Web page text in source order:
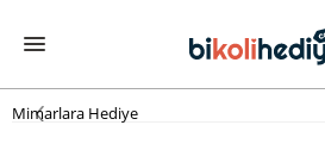
Mimarlara Hediye